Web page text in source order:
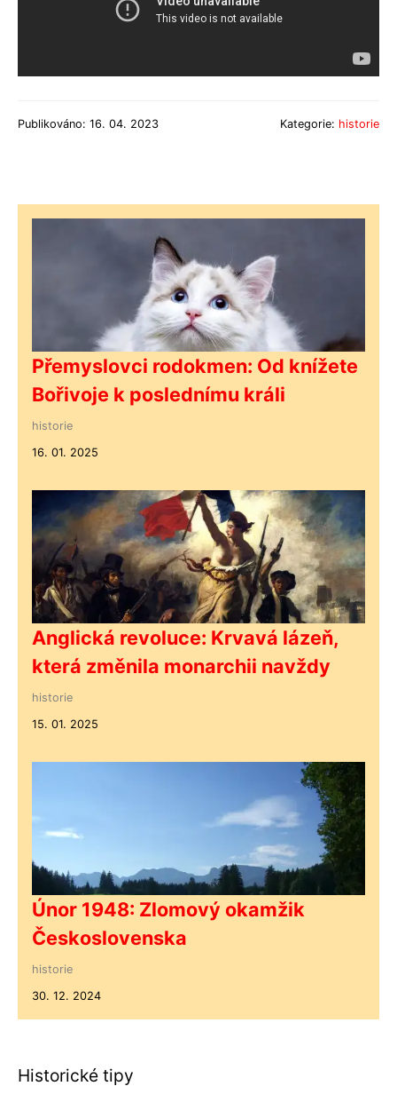
Publikováno: 16. 04. 2023 Kategorie: historie
Přemyslovci rodokmen: Od knížete
Bořivoje k poslednímu králi
historie
16. 01. 2025
Anglická revoluce: Krvavá lázeň,
která změnila monarchii navždy
historie
15. 01. 2025
Únor 1948: Zlomový okamžik
Československa
historie
30. 12. 2024
Historické tipy